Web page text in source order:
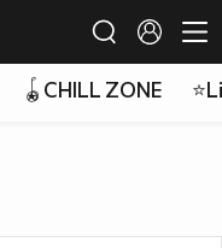
🪀CHILL ZONE